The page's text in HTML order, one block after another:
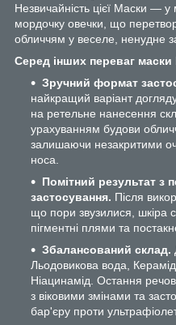
Незвичайність цієї Маски —
мордочку овечки, що
обличчям у веселе, ненудне
Серед інших переваг
Зручний формат
найкращий варіант
на ретельне нанесення
урахуванням будови
залишаючи незакритими
носа.
Помітний результат з
застосування. Після
що пори звузилися, шкіра
пігментні плями та
Збалансований склад.
Льодовикова вода,
Ніацинамід. Остання
з віковими змінами та
бар'єру проти